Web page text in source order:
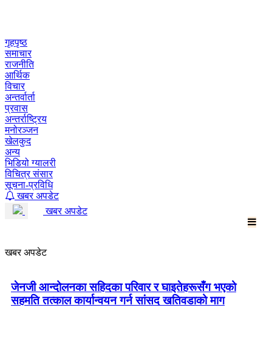
गृहपृष्ठ
समाचार
राजनीति
आर्थिक
विचार
अन्तर्वार्ता
प्रवास
अन्तर्राष्ट्रिय
मनोरञ्जन
खेलकुद
अन्य
भिडियो ग्यालरी
विचित्र संसार
सूचना-प्रविधि
खबर अपडेट
खबर अपडेट
खबर अपडेट
जेनजी आन्दोलनका सहिदका परिवार र घाइतेहरूसँग भएको
सहमति तत्काल कार्यान्वयन गर्न सांसद खतिवडाको माग